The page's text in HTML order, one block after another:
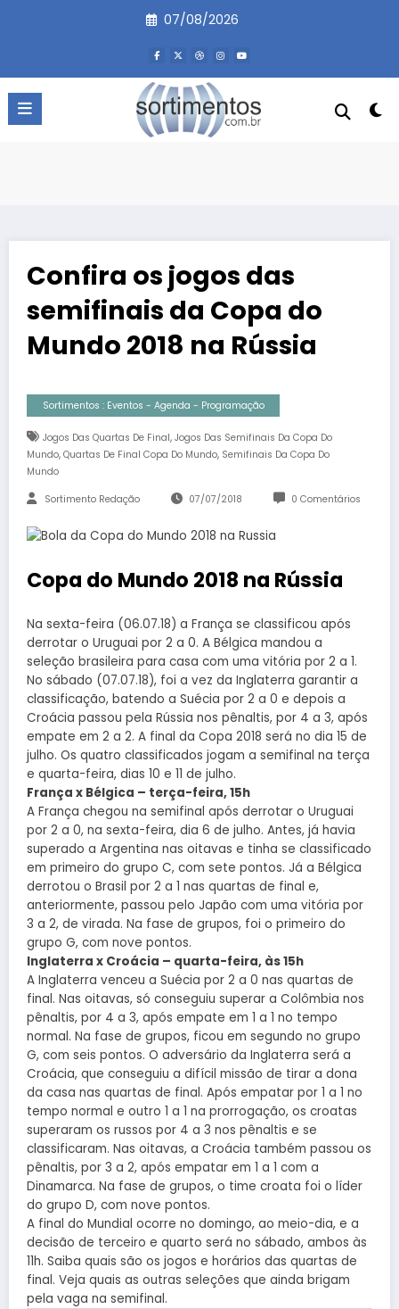
07/08/2026
Confira os jogos das
semifinais da Copa do
Mundo 2018 na Rússia
Sortimentos : Eventos - Agenda - Programação
Jogos Das Quartas De Final, Jogos Das Semifinais Da Copa Do
Mundo, Quartas De Final Copa Do Mundo, Semifinais Da Copa Do
Mundo
Sortimento Redação 07/07/2018 0 Comentários
Copa do Mundo 2018 na Rússia
Na sexta-feira (06.07.18) a França se classificou após
derrotar o Uruguai por 2 a 0. A Bélgica mandou a
seleção brasileira para casa com uma vitória por 2 a 1.
No sábado (07.07.18), foi a vez da Inglaterra garantir a
classificação, batendo a Suécia por 2 a 0 e depois a
Croácia passou pela Rússia nos pênaltis, por 4 a 3, após
empate em 2 a 2. A final da Copa 2018 será no dia 15 de
julho. Os quatro classificados jogam a semifinal na terça
e quarta-feira, dias 10 e 11 de julho.
França x Bélgica – terça-feira, 15h
A França chegou na semifinal após derrotar o Uruguai
por 2 a 0, na sexta-feira, dia 6 de julho. Antes, já havia
superado a Argentina nas oitavas e tinha se classificado
em primeiro do grupo C, com sete pontos. Já a Bélgica
derrotou o Brasil por 2 a 1 nas quartas de final e,
anteriormente, passou pelo Japão com uma vitória por
3 a 2, de virada. Na fase de grupos, foi o primeiro do
grupo G, com nove pontos.
Inglaterra x Croácia – quarta-feira, às 15h
A Inglaterra venceu a Suécia por 2 a 0 nas quartas de
final. Nas oitavas, só conseguiu superar a Colômbia nos
pênaltis, por 4 a 3, após empate em 1 a 1 no tempo
normal. Na fase de grupos, ficou em segundo no grupo
G, com seis pontos. O adversário da Inglaterra será a
Croácia, que conseguiu a difícil missão de tirar a dona
da casa nas quartas de final. Após empatar por 1 a 1 no
tempo normal e outro 1 a 1 na prorrogação, os croatas
superaram os russos por 4 a 3 nos pênaltis e se
classificaram. Nas oitavas, a Croácia também passou os
pênaltis, por 3 a 2, após empatar em 1 a 1 com a
Dinamarca. Na fase de grupos, o time croata foi o líder
do grupo D, com nove pontos.
A final do Mundial ocorre no domingo, ao meio-dia, e a
decisão de terceiro e quarto será no sábado, ambos às
11h. Saiba quais são os jogos e horários das quartas de
final. Veja quais as outras seleções que ainda brigam
pela vaga na semifinal.